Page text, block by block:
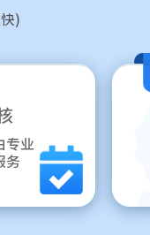
)
专业
务